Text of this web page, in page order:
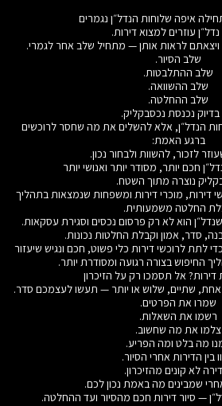
איפה שלוחות הנדל״ן נגמרים
עוזרים למצוא דירות.
לראות אותן — מתחיל שלב אחר לגמרי.
שלב הסיור.
שלב ההתלבטות.
שלב ההשוואה.
שלב ההחלטה.
בדיוק נכנסת נכסבקליק.
הנדל״ן, אלא להשלים את מה שחסר לרוכשים
ברגע האמת:
לזכור, להשוות ולבחור נכון.
חכם יותר, מסודר יותר ואנושי יותר
נוצרה מתוך השטח.
דירות, מוכרי דירות ומשפחות שנמצאות בתהליך
החלטה משמעותית.
הוא לא רק פרסום נכסים וסגירת עסקאות.
סדר, אמון וקבלת החלטות נכונות.
לתת לרוכשי דירות כלי פשוט, חכם ונגיש שיעזור
החיפוש בצורה רגועה ומסודרת יותר.
דירות? אל תסמכו רק על הזיכרון
שתיים, שלוש או יותר — תעשו לעצמכם סדר.
שמרו את הפרטים.
רשמו את השאלות.
צלמו את מה שחשוב.
מה בלט ומה הפריע.
בין הדירות אחרי הסיור.
לא קונים מהזיכרון.
שמבינים מה באמת נכון לכם.
— סיור דירות חכם מהסיור ועד ההחלטה.